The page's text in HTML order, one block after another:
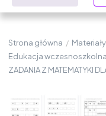
Strona główna /
Edukacja wczesnoszkolna
ZADANIA Z MATEMATYKI